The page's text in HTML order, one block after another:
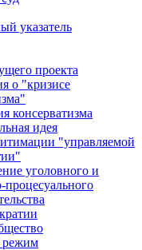
указатель
проекта
о "кризисе
консерватизма
идея
"управляемой
уголовного и
процесуального
режим